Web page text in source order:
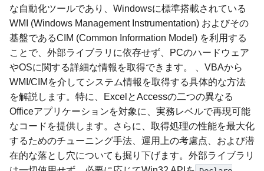
な自動化ツールであり、Windowsに標準搭載されている
WMI (Windows Management Instrumentation) およびその
基盤であるCIM (Common Information Model) を利用する
ことで、外部ライブラリに依存せず、PCのハードウェア
やOSに関する詳細な情報を取得できます。 、VBAから
WMI/CIMを介してシステム情報を取得する具体的な方法
を解説します。特に、ExcelとAccessの二つの異なる
Officeアプリケーションを対象に、実務レベルで再現可能
なコードを提供します。さらに、取得処理の性能を最大化
するためのチューニング手法、運用上の考慮点、および潜
在的な落とし穴についても掘り下げます。外部ライブラリ